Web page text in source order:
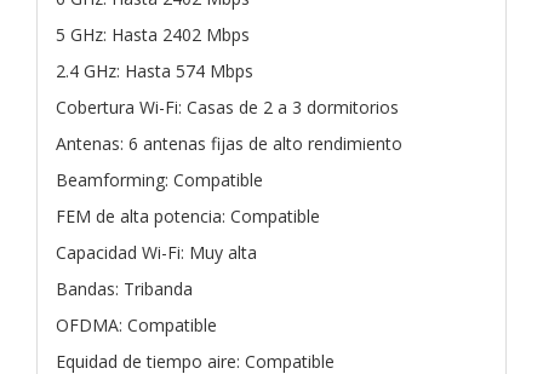
5 GHz: Hasta 2402 Mbps
2.4 GHz: Hasta 574 Mbps
Cobertura Wi-Fi: Casas de 2 a 3 dormitorios
Antenas: 6 antenas fijas de alto rendimiento
Beamforming: Compatible
FEM de alta potencia: Compatible
Capacidad Wi-Fi: Muy alta
Bandas: Tribanda
OFDMA: Compatible
Equidad de tiempo aire: Compatible